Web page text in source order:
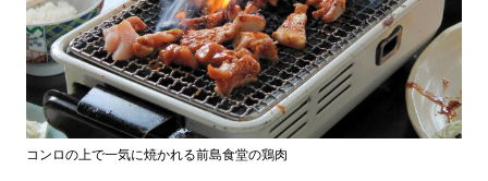
コンロの上で一気に焼かれる前島食堂の鶏肉